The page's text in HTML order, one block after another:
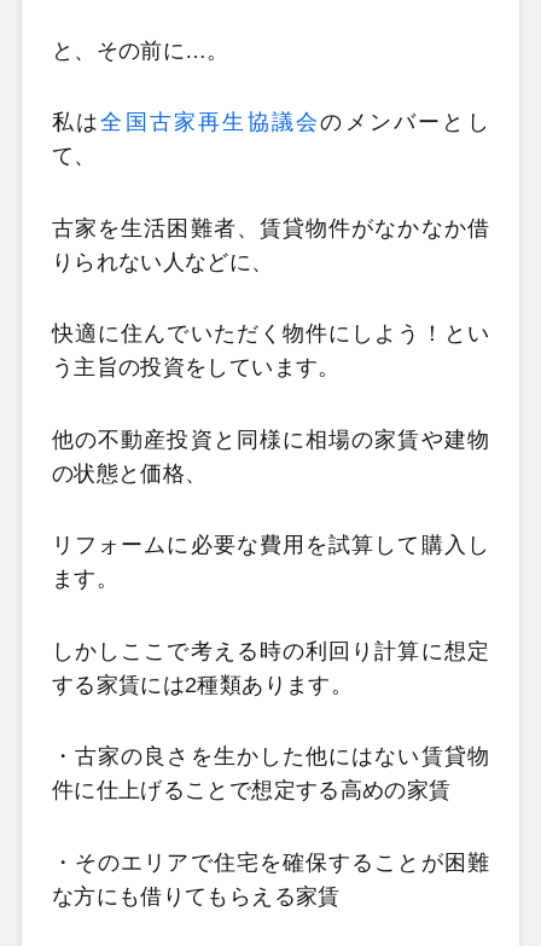
と、その前に…。
私は全国古家再生協議会のメンバーとし
て、
古家を生活困難者、賃貸物件がなかなか借
りられない人などに、
快適に住んでいただく物件にしよう！とい
う主旨の投資をしています。
他の不動産投資と同様に相場の家賃や建物
の状態と価格、
リフォームに必要な費用を試算して購入し
ます。
しかしここで考える時の利回り計算に想定
する家賃には2種類あります。
・古家の良さを生かした他にはない賃貸物
件に仕上げることで想定する高めの家賃
・そのエリアで住宅を確保することが困難
な方にも借りてもらえる家賃